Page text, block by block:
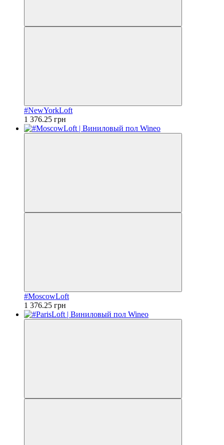
#NewYorkLoft
1 376.25 грн
#MoscowLoft
1 376.25 грн